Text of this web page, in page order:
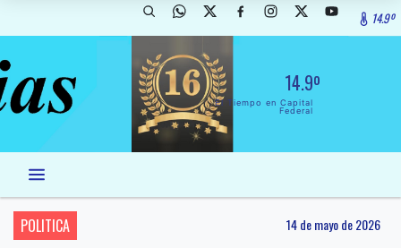
14.9º
14.9º
El Tiempo en Capital
Federal
POLITICA 14 de mayo de 2026